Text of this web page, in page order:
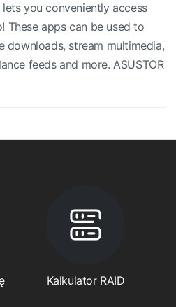
you conveniently access
These apps can be used to
downloads, stream multimedia,
feeds and more. ASUSTOR
Kalkulator RAID